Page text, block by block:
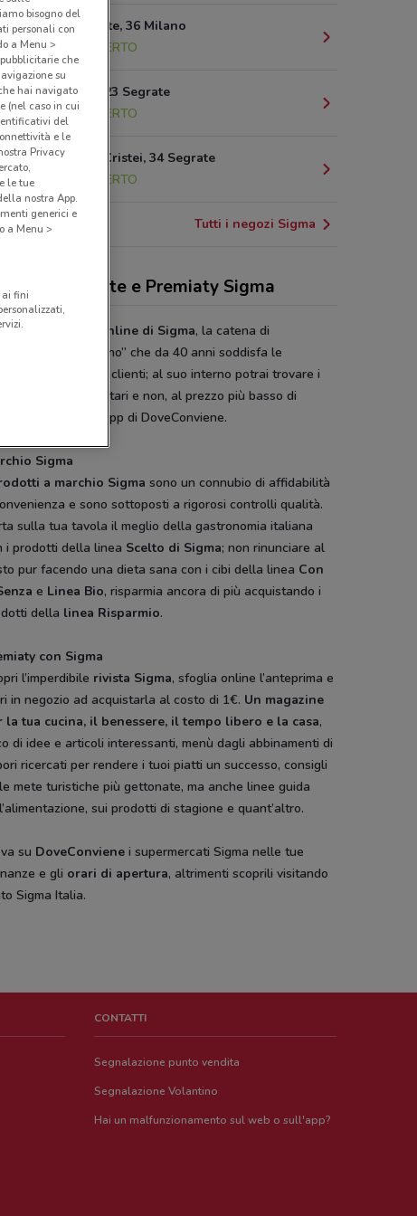
Via Mecenate, 36 Milano
5.8 km
APERTO
Via Emilia, 23 Segrate
6.5 km
APERTO
Via Alcide Cristei, 34 Segrate
APERTO
Tutti i negozi Sigma
offerte e Premiaty Sigma
il volantino online di Sigma, la catena di
“dell’omino” che da 40 anni soddisfa le
di tutti i suoi clienti; al suo interno potrai trovare i
articoli, alimentari e non, al prezzo più basso di
scaricando l’app di DoveConviene.
Sigma
a marchio Sigma sono un connubio di affidabilità
e sono sottoposti a rigorosi controlli qualità.
sulla tua tavola il meglio della gastronomia italiana
i prodotti della linea Scelto di Sigma; non rinunciare al
pur facendo una dieta sana con i cibi della linea Con
e Linea Bio, risparmia ancora di più acquistando i
della linea Risparmio.
con Sigma
l’imperdibile rivista Sigma, sfoglia online l’anteprima e
in negozio ad acquistarla al costo di 1€. Un magazine
la tua cucina, il benessere, il tempo libero e la casa,
di idee e articoli interessanti, menù dagli abbinamenti di
ricercati per rendere i tuoi piatti un successo, consigli
mete turistiche più gettonate, ma anche linee guida
sui prodotti di stagione e quant’altro.
su DoveConviene i supermercati Sigma nelle tue
e gli orari di apertura, altrimenti scoprili visitando
Sigma Italia.
CONTATTI
Segnalazione punto vendita
Segnalazione Volantino
Hai un malfunzionamento sul web o sull'app?
bisogno del
personali con
a Menu >
che
su
hai navigato
(nel caso in cui
del
e le
Privacy
le tue
nostra App.
generici e
a Menu >
ai fini